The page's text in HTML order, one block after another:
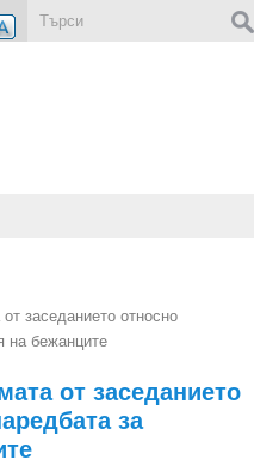
заседанието относно
на бежанците
от заседанието
за